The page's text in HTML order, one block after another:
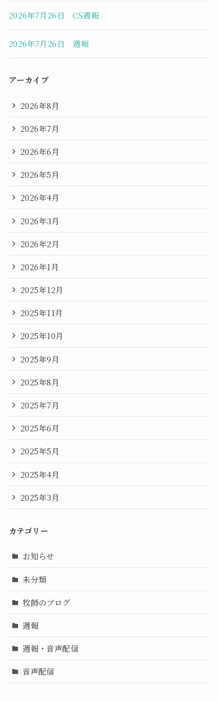
2026年7月26日 CS週報
2026年7月26日 週報
アーカイブ
2026年8月
2026年7月
2026年6月
2026年5月
2026年4月
2026年3月
2026年2月
2026年1月
2025年12月
2025年11月
2025年10月
2025年9月
2025年8月
2025年7月
2025年6月
2025年5月
2025年4月
2025年3月
カテゴリー
お知らせ
未分類
牧師のブログ
週報
週報・音声配信
音声配信